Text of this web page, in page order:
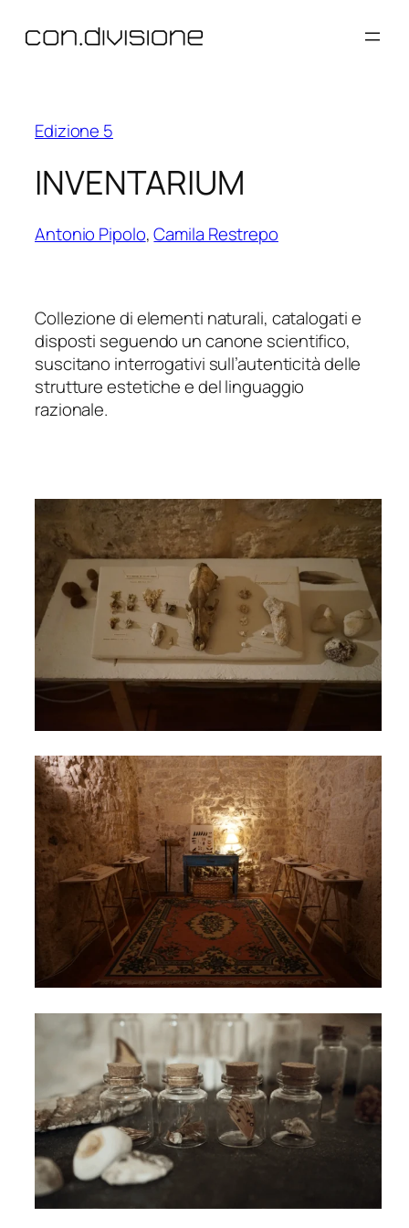
Edizione 5
INVENTARIUM
Antonio Pipolo,Camila Restrepo
Collezione di elementi naturali, catalogati e
disposti seguendo un canone scientifico,
suscitano interrogativi sull’autenticità delle
strutture estetiche e del linguaggio
razionale.